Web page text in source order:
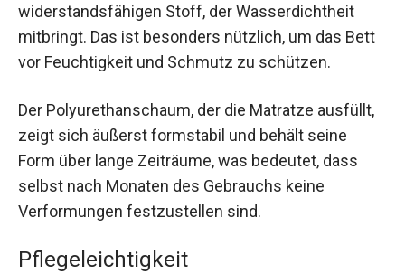
widerstandsfähigen Stoff, der Wasserdichtheit
mitbringt. Das ist besonders nützlich, um das Bett
vor Feuchtigkeit und Schmutz zu schützen.
Der Polyurethanschaum, der die Matratze ausfüllt,
zeigt sich äußerst formstabil und behält seine
Form über lange Zeiträume, was bedeutet, dass
selbst nach Monaten des Gebrauchs keine
Verformungen festzustellen sind.
Pflegeleichtigkeit